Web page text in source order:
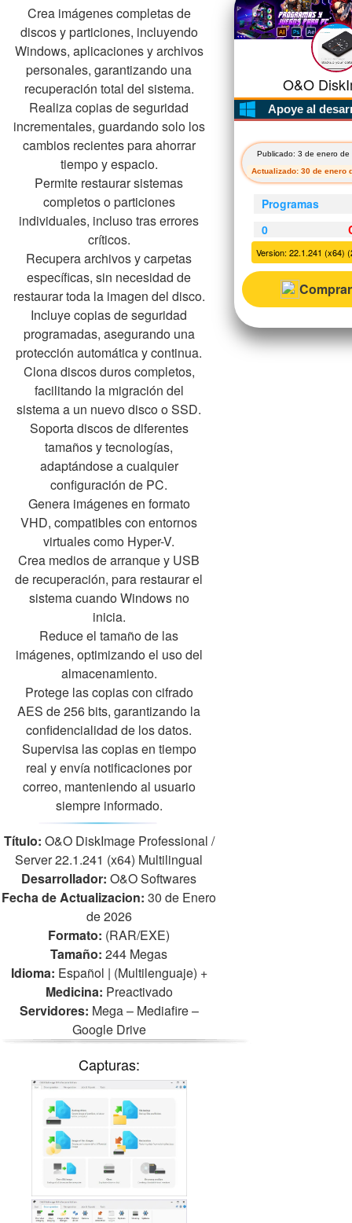
Crea imágenes completas de
discos y particiones, incluyendo
Windows, aplicaciones y archivos
personales, garantizando una
recuperación total del sistema.
Realiza copias de seguridad
incrementales, guardando solo los
cambios recientes para ahorrar
tiempo y espacio.
Permite restaurar sistemas
completos o particiones
individuales, incluso tras errores
críticos.
Recupera archivos y carpetas
específicas, sin necesidad de
restaurar toda la imagen del disco.
Incluye copias de seguridad
programadas, asegurando una
protección automática y continua.
Clona discos duros completos,
facilitando la migración del
sistema a un nuevo disco o SSD.
Soporta discos de diferentes
tamaños y tecnologías,
adaptándose a cualquier
configuración de PC.
Genera imágenes en formato
VHD, compatibles con entornos
virtuales como Hyper-V.
Crea medios de arranque y USB
de recuperación, para restaurar el
sistema cuando Windows no
inicia.
Reduce el tamaño de las
imágenes, optimizando el uso del
almacenamiento.
Protege las copias con cifrado
AES de 256 bits, garantizando la
confidencialidad de los datos.
Supervisa las copias en tiempo
real y envía notificaciones por
correo, manteniendo al usuario
siempre informado.
Título: O&O DiskImage Professional /
Server 22.1.241 (x64) Multilingual
Desarrollador:O&O Softwares
Fecha de Actualizacion: 30 de Enero
de 2026
Formato: (RAR/EXE)
Tamaño: 244 Megas
Idioma: Español | (Multilenguaje) +
Medicina: Preactivado
Servidores: Mega – Mediafire –
Google Drive
Capturas:
O&O
Apoye al
Publicado: 3 de enero
Actualizado: 30 de enero
Programas
0
Version: 22.1.241 (x64)